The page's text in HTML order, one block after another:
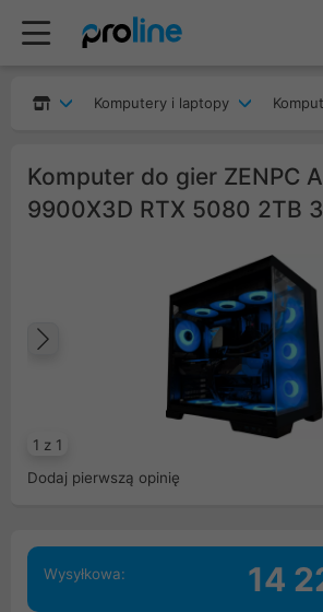
Komputery i laptopy
Komputer do gier ZENPC
9900X3D RTX 5080 2TB
1 z 1
Poprzedni
Dodaj pierwszą opinię
Wysyłkowa: 14